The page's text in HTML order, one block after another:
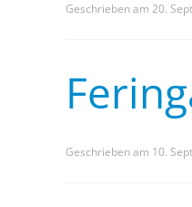
Geschrieben am 20.
Geschrieben am 10.